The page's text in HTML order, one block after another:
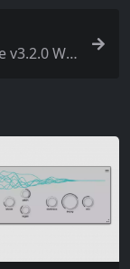
v3.2.0 Wi